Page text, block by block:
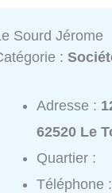
Sourd Jérome
:
Adresse :
62520 Le
Quartier :
Téléphone